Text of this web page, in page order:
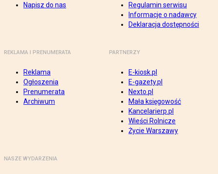
Napisz do nas
Regulamin serwisu
Informacje o nadawcy
Deklaracja dostępności
REKLAMA I PRENUMERATA
Reklama
Ogłoszenia
Prenumerata
Archiwum
PARTNERZY
E-kiosk.pl
E-gazety.pl
Nexto.pl
Mała księgowość
Kancelarierp.pl
Wieści Rolnicze
Życie Warszawy
NASZE WYDARZENIA